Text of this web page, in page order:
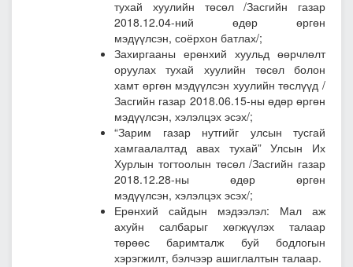
тухай хуулийн төсөл/Засгийн газар
2018.12.04-ний өдөр өргөн
мэдүүлсэн, соёрхон батлах/;
Захиргааны ерөнхий хуульд өөрчлөлт
оруулах тухай хуулийн төсөл болон
хамт өргөн мэдүүлсэн хуулийн төслүүд /
Засгийн газар 2018.06.15-ны өдөр өргөн
мэдүүлсэн, хэлэлцэх эсэх/;
“Зарим газар нутгийг улсын тусгай
хамгаалалтад авах тухай” Улсын Их
Хурлын тогтоолын төсөл/Засгийн газар
2018.12.28-ны өдөр өргөн
мэдүүлсэн, хэлэлцэх эсэх/;
Ерөнхий сайдын мэдээлэл: Мал аж
ахуйн салбарыг хөгжүүлэх талаар
төрөөс баримталж буй бодлогын
хэрэгжилт, бэлчээр ашиглалтын талаар.